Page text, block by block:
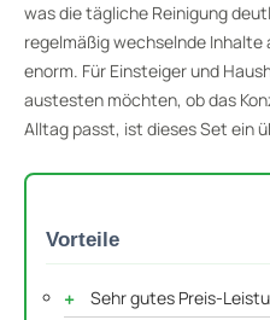
was die tägliche Reinigung
regelmäßig wechselnde
enorm. Für Einsteiger und
austesten möchten, ob das
Alltag passt, ist dieses Set ein
Vorteile
Sehr gutes Preis-